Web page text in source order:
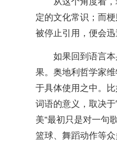
定的文化常识；而
被停止引用，便会
如果回到语言
果。奥地利哲学家
于具体使用之中。
词语的意义，取决
美”最初只是对一句
篮球、舞蹈动作等